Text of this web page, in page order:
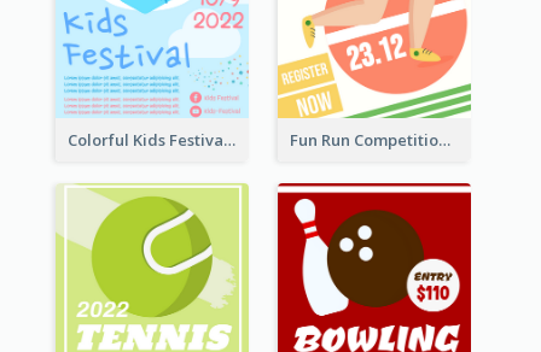
Colorful Kids Festival Flyer Fun Run Competition Flyer